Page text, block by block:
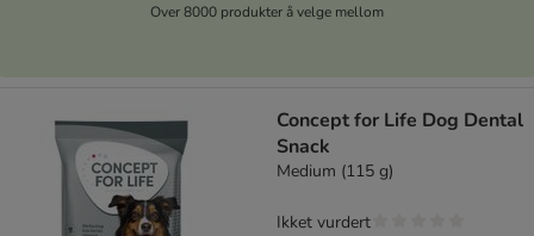
Over 8000 produkter å velge mellom
Concept for Life Dog Dental
Snack
Medium (115 g)
Ikket vurdert